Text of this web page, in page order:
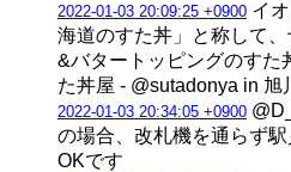
2022-01-03 20:09:25 +0900 イ
海道のすた丼」と称して
&バタートッピングのすた
た丼屋 - @sutadonya in
2022-01-03 20:34:05 +0900
の場合、改札機を通らず
OKです